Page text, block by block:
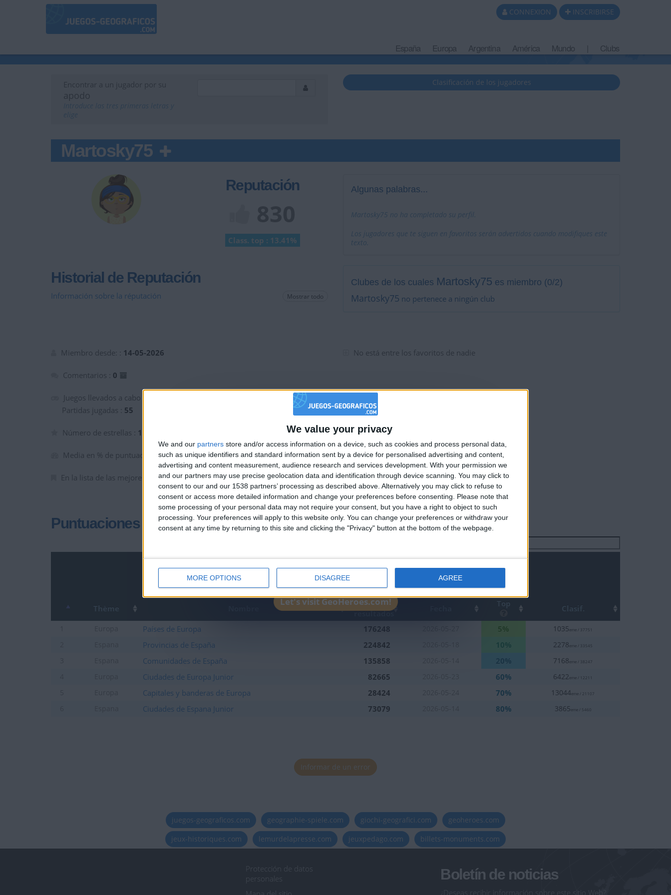
We value your privacy
We and our partners store and/or access information on a device, such as cookies and process personal data,
such as unique identifiers and standard information sent by a device for personalised advertising and content,
advertising and content measurement, audience research and services development. With your permission we
and our partners may use precise geolocation data and identification through device scanning. You may click to
consent to our and our 1538 partners’ processing as described above. Alternatively you may click to refuse to
consent or access more detailed information and change your preferences before consenting.
Please note that
some processing of your personal data may not require your consent, but you have a right to object to such
processing. Your preferences will apply to this website only. You can change your preferences or withdraw your
consent at any time by returning to this site and clicking the "Privacy" button at the bottom of the webpage.
MORE OPTIONS DISAGREE AGREE
CONNEXION INSCRIBIRSE
España Europa Argentina América Mundo Clubs
Encontrar a un jugador por su
apodo
Clasificación de los jugadores
Martosky75
Reputación
Class. top : 13.41%
Historial de Reputación
Información sobre la réputación Mostrar todo
Algunas palabras...
Martosky75 no ha completado su perfil.
Los jugadores que te siguen en favoritos serán advertidos cuando modifiques este
texto.
Clubes de los cuales Martosky75 es miembro (0/2)
Martosky75 no pertenece a ningún club
Miembro desde: : 14-05-2026
Comentarios : 0
Juegos llevados a cabo :
Partidas jugadas : 55
Número de estrellas : 14
Media en % de puntuación max. :95.12%
En la lista de las mejores partidas :0
No está entre los favoritos de nadie
Puntuaciones
1
Thème
Mejor
resultados
Top Clasif.
Países de Europa 176248 5% 1035eme / 37751
Provincias de España 224842 10% 2278eme / 33545
Comunidades de España 135858 20% 7168eme / 38247
Ciudades de Europa Junior 82665 60% 6422eme / 12211
Capitales y banderas de Europa 28424 70% 13044eme / 21107
Ciudades de Espana Junior 73079 80% 3865eme / 5460
Informar de un error
juegos-geograficos.com geographie-spiele.com giochi-geografici.com
geoheroes.com
jeux-historiques.com
lemurdelapresse.com jeuxpedago.com billets-monuments.com
Protección de datos
personales
Boletín de noticias
¿Deseas recibir información sobre este sitio Web?
🇺🇸 We noticed you’re visiting from
an English-speaking country
Join our American version now and be among
the firsts to submit your score on our
leaderboards!
Let's visit GeoHeroes.com!